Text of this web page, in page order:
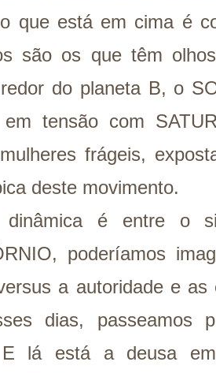
que está em cima é
são os que têm
do planeta B, o
em tensão com
frágeis,
deste movimento.
dinâmica é entre o
poderíamos
a autoridade e
dias, passeamos
E lá está a deusa